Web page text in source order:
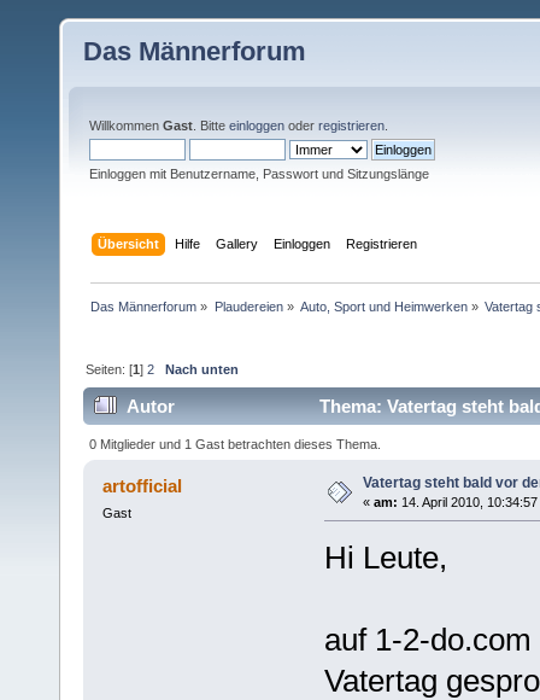
Das Männerforum
Willkommen Gast . Bitte einloggen oder registrieren
Einloggen mit Benutzername, Passwort und Sitzungslänge
Übersicht Hilfe Gallery Einloggen Registrieren
Das Männerforum » Plaudereien» Auto, Sport und Heimwerken» Vatertag
Seiten: [1]2 Nach unten
Autor Thema: Vatertag steht
0 Mitglieder und 1 Gast betrachten dieses Thema.
artofficial
Gast
Vatertag steht bald vor
« am: 14. April 2010, 10:34:57
Hi Leute,
auf 1-2-
Vatertag